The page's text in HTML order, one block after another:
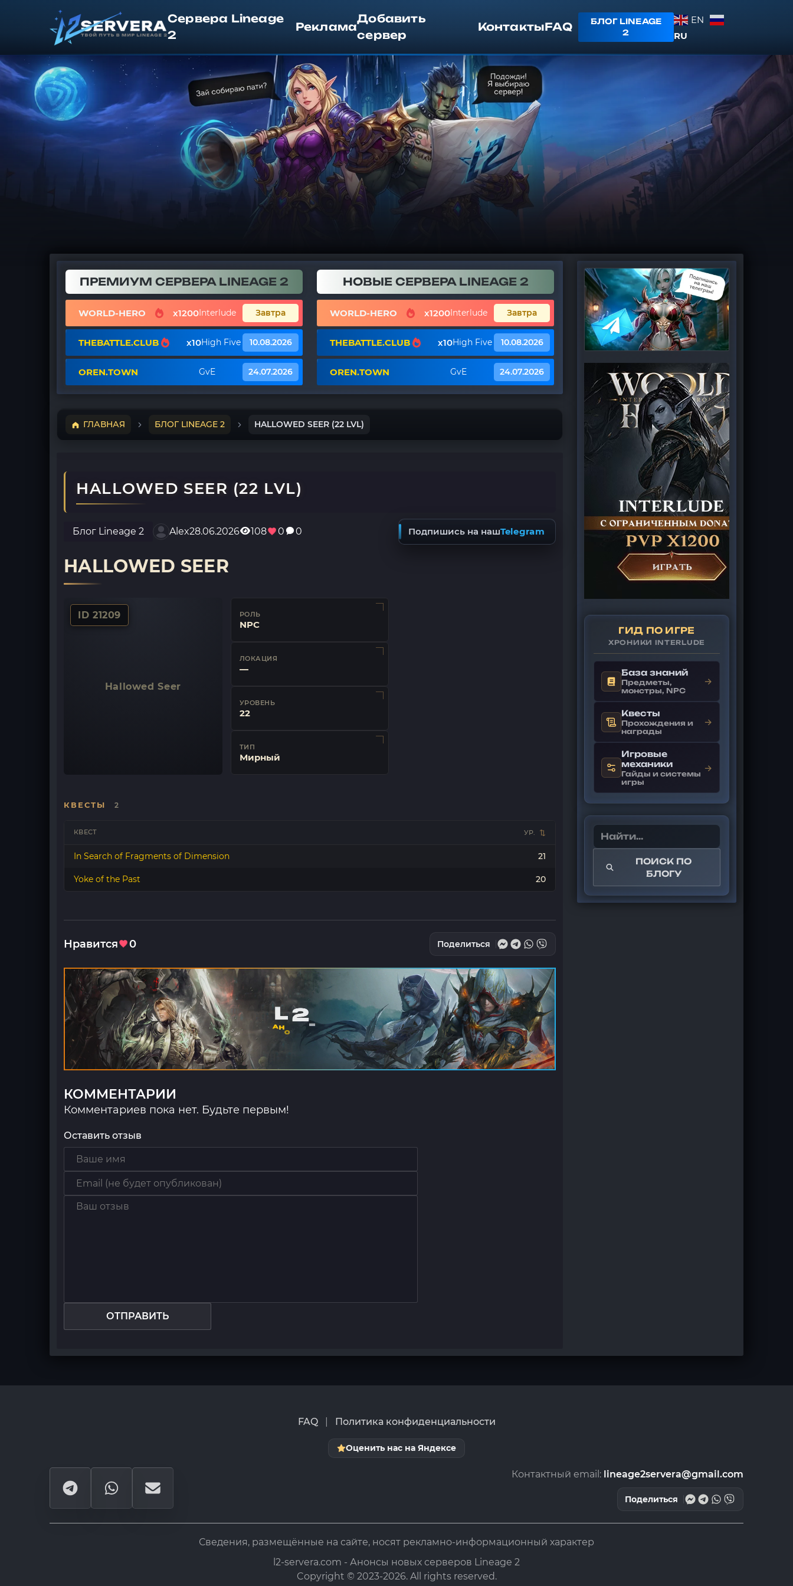
Сервера Lineage
2
Реклама
Добавить
сервер
КонтактыFAQ
БЛОГ LINEAGE
2
EN
RU
ПРЕМИУМ СЕРВЕРА LINEAGE 2
WORLD-HERO x1200Interlude Завтра
THEBATTLE.CLUB x10High Five 10.08.2026
OREN.TOWN GvE 24.07.2026
НОВЫЕ СЕРВЕРА LINEAGE 2
WORLD-HERO x1200Interlude Завтра
THEBATTLE.CLUB x10High Five 10.08.2026
OREN.TOWN GvE 24.07.2026
ГЛАВНАЯ БЛОГ LINEAGE 2 HALLOWED SEER (22 LVL)
HALLOWED SEER (22 LVL)
Блог Lineage 2 Alex28.06.2026 108 0 0 Подпишись на нашTelegram
HALLOWED SEER
ID 21209
Hallowed Seer
РОЛЬ
NPC
ЛОКАЦИЯ
—
УРОВЕНЬ
22
ТИП
Мирный
КВЕСТЫ 2
КВЕСТ УР.
In Search of Fragments of Dimension 21
Yoke of the Past 20
Нравится 0 Поделиться
КОММЕНТАРИИ
Комментариев пока нет. Будьте первым!
Оставить отзыв
ОТПРАВИТЬ
ГИД ПО ИГРЕ
ХРОНИКИ INTERLUDE
База знаний
Предметы,
монстры, NPC
→
Квесты
Прохождения и
награды
→
Игровые
механики
Гайды и системы
игры
→
ПОИСК ПО
БЛОГУ
FAQ Политика конфиденциальности
Оценить нас на Яндексе
Контактный email: lineage2servera@gmail.com
Поделиться
Сведения, размещённые на сайте, носят рекламно-информационный характер
l2-servera.com - Анонсы новых серверов Lineage 2
Copyright © 2023-2026. All rights reserved.